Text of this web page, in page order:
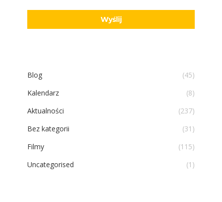
Blog
(45)
Kalendarz
(8)
Aktualności
(237)
Bez kategorii
(31)
Filmy
(115)
Uncategorised
(1)